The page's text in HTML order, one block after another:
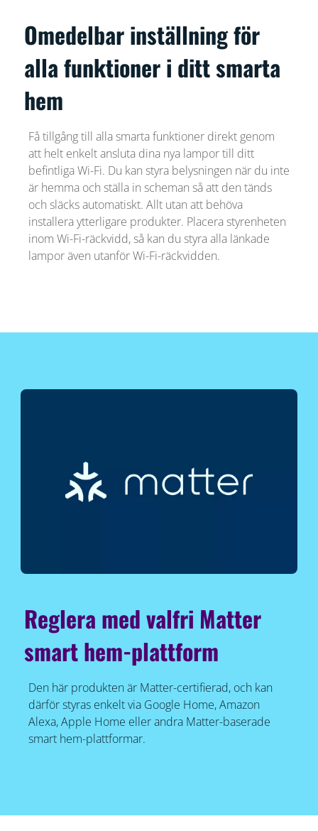
Omedelbar inställning för
alla funktioner i ditt smarta
hem
Få tillgång till alla smarta funktioner direkt genom
att helt enkelt ansluta dina nya lampor till ditt
befintliga Wi-Fi. Du kan styra belysningen när du inte
är hemma och ställa in scheman så att den tänds
och släcks automatiskt. Allt utan att behöva
installera ytterligare produkter. Placera styrenheten
inom Wi-Fi-räckvidd, så kan du styra alla länkade
lampor även utanför Wi-Fi-räckvidden.
Reglera med valfri Matter
smart hem-plattform
Den här produkten är Matter-certifierad, och kan
därför styras enkelt via Google Home, Amazon
Alexa, Apple Home eller andra Matter-baserade
smart hem-plattformar.